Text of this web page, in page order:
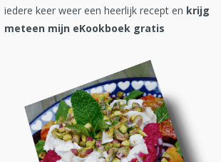
iedere keer weer een heerlijk recept en krijg
meteen mijn eKookboek gratis